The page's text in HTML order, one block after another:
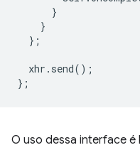
}
}
};
xhr . send();
};
O uso dessa interface é